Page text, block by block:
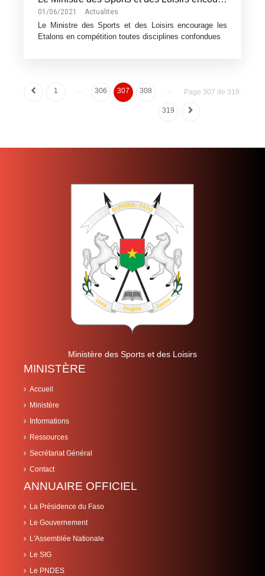
01/06/2021 Actualites
Le Ministre des Sports et des Loisirs encourage les
Etalons en compétition toutes disciplines confondues
Page 307 de 319.
1 … 306 307 308 …
319
Ministère des Sports et des Loisirs
MINISTÈRE
Accueil
Ministère
Informations
Ressources
Secrétariat Général
Contact
ANNUAIRE OFFICIEL
La Présidence du Faso
Le Gouvernement
L'Assemblée Nationale
Le SIG
Le PNDES